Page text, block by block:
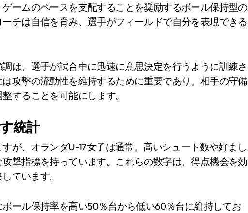
ームのペースを支配することを奨励するボール保持型の
チは自信を育み、選手がフィールドで自分を表現できる
は、選手が試合中に迅速に意思決定を行うように訓練さ
攻撃の流動性を維持するために重要であり、相手の守備
することを可能にします。
統計
が、オランダU-17女子は通常、高いシュート数や好まし
撃指標を持っています。これらの数字は、得点機会を効
ています。
ール保持率を高い50％台から低い60％台に維持してお